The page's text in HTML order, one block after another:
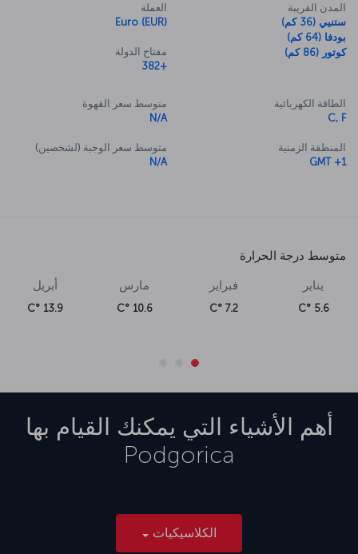
المدن القريبة
ستنيي (36 كم)
بودفا (64 كم)
كوتور (86 كم)
العملة
Euro (EUR)
مفتاح الدولة
+382
الطاقة الكهربائية
C, F
المنطقة الزمنية
GMT +1
متوسط سعر القهوة
N/A
متوسط سعر الوجبة (لشخصين)
N/A
متوسط درجة الحرارة
يناير
5.6 °C
فبراير
7.2 °C
مارس
10.6 °C
أبريل
13.9 °C
أهم الأشياء التي يمكنك القيام بها
Podgorica
الكلاسيكيات